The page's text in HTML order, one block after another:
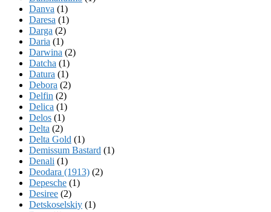
Danva (1)
Daresa (1)
Darga (2)
Daria (1)
Darwina (2)
Datcha (1)
Datura (1)
Debora (2)
Delfin (2)
Delica (1)
Delos (1)
Delta (2)
Delta Gold (1)
Demissum Bastard (1)
Denali (1)
Deodara (1913) (2)
Depesche (1)
Desiree (2)
Detskoselskiy (1)